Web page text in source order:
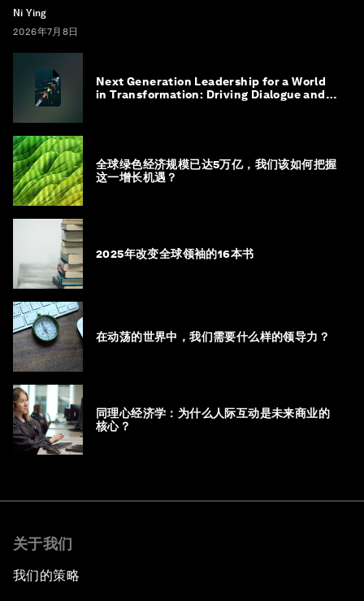
Ni Ying
2026年7月8日
Next Generation Leadership for a World
in Transformation: Driving Dialogue and
全球绿色经济规模已达5万亿，我们该如何把握
这一增长机遇？
2025年改变全球领袖的16本书
在动荡的世界中，我们需要什么样的领导力？
同理心经济学：为什么人际互动是未来商业的
核心？
关于我们
我们的策略